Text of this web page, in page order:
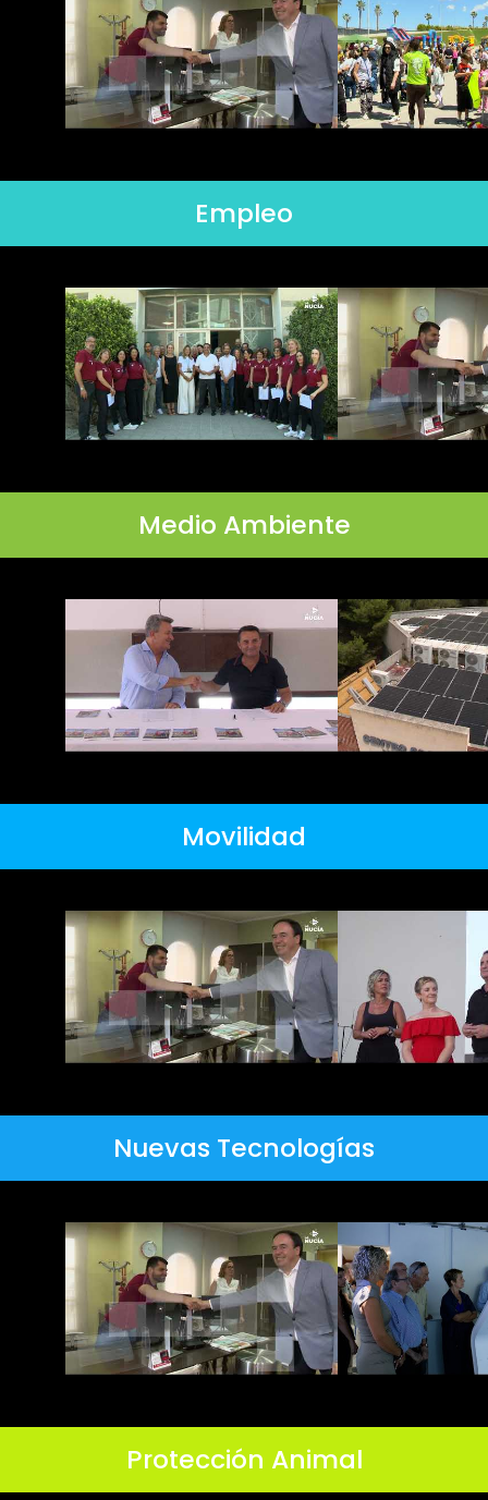
Empleo
Medio Ambiente
Movilidad
Nuevas Tecnologías
Protección Animal